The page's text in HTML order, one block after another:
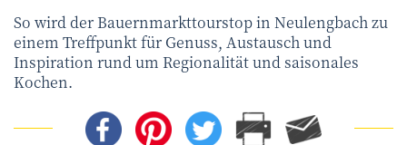
So wird der Bauernmarkttourstop in Neulengbach zu
einem Treffpunkt für Genuss, Austausch und
Inspiration rund um Regionalität und saisonales
Kochen.